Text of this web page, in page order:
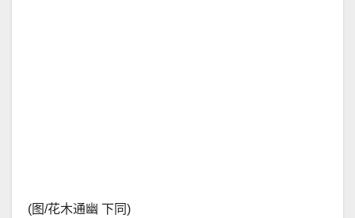
(图/花木通幽 下同)